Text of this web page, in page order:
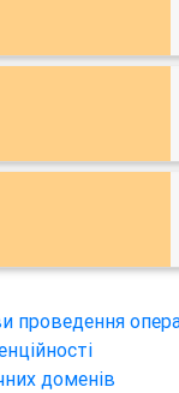
проведення
доменів